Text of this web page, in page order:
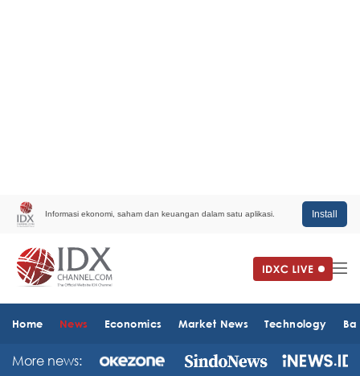
Informasi ekonomi, saham dan keuangan dalam satu aplikasi. Install
Home News Economics Market News Technology
More news: